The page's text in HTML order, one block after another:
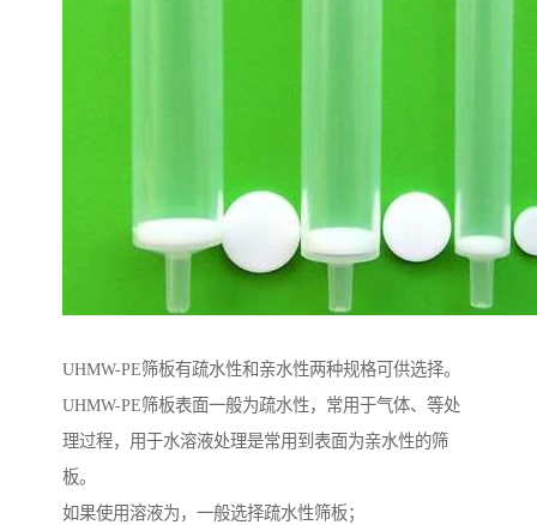
UHMW-PE筛板有疏水性和亲水性两种规格可供选择。
UHMW-PE筛板表面一般为疏水性，常用于气体、等处
理过程，用于水溶液处理是常用到表面为亲水性的筛
板。
如果使用溶液为，一般选择疏水性筛板；